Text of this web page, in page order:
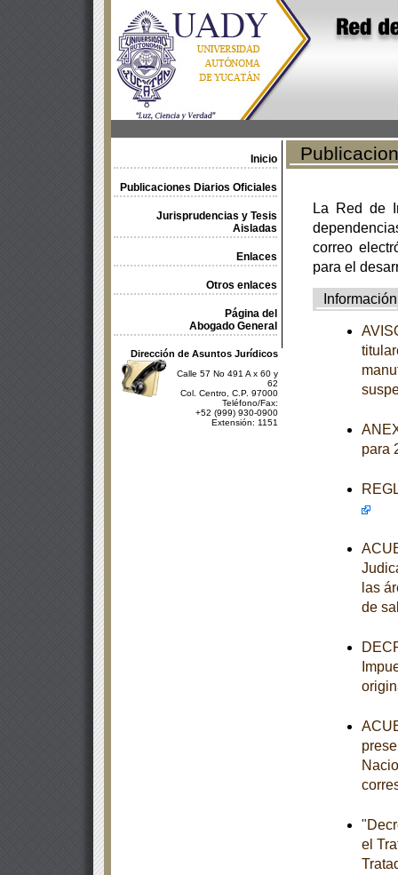
Inicio
Publicaciones Diarios Oficiales
Jurisprudencias y Tesis
Aisladas
Enlaces
Otros enlaces
Página del
Abogado General
Dirección de Asuntos Jurídicos
Calle 57 No 491 A x 60 y
62
Col. Centro, C.P. 97000
Teléfono/Fax:
+52 (999) 930-0900
Extensión: 1151
La Red de
correo
para el
Información
para
las
de
el